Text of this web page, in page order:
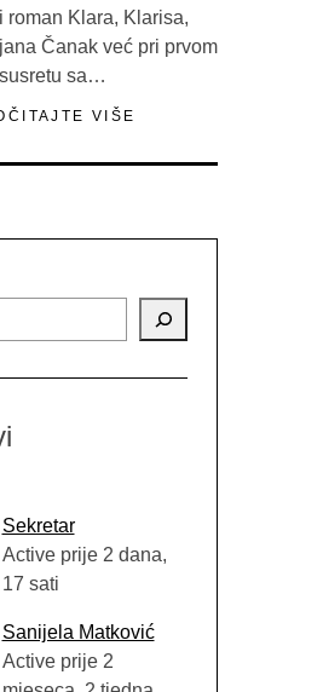
roman Klara, Klarisa,
Čanak već pri prvom
susretu sa…
VIŠE
Sekretar
Active prije 2 dana,
17 sati
Sanijela Matković
Active prije 2